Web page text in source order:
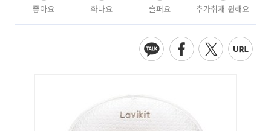
좋아요 화나요 슬퍼요 추가취재 원해요